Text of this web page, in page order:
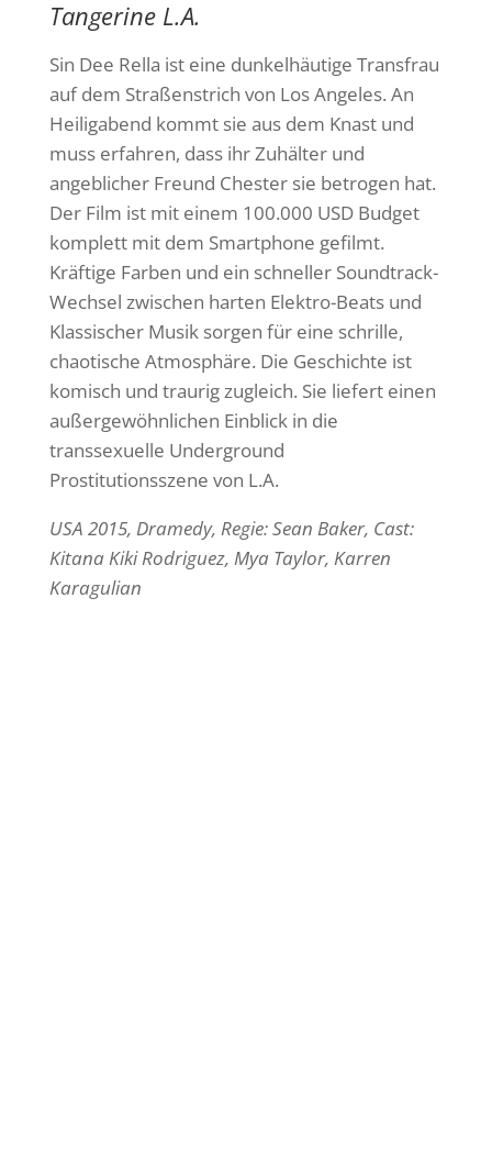
Tangerine L.A.
Sin Dee Rella ist eine dunkelhäutige Transfrau
auf dem Straßenstrich von Los Angeles. An
Heiligabend kommt sie aus dem Knast und
muss erfahren, dass ihr Zuhälter und
angeblicher Freund Chester sie betrogen hat.
Der Film ist mit einem 100.000 USD Budget
komplett mit dem Smartphone gefilmt.
Kräftige Farben und ein schneller Soundtrack-
Wechsel zwischen harten Elektro-Beats und
Klassischer Musik sorgen für eine schrille,
chaotische Atmosphäre. Die Geschichte ist
komisch und traurig zugleich. Sie liefert einen
außergewöhnlichen Einblick in die
transsexuelle Underground
Prostitutionsszene von L.A.
USA 2015, Dramedy, Regie: Sean Baker, Cast:
Kitana Kiki Rodriguez, Mya Taylor, Karren
Karagulian